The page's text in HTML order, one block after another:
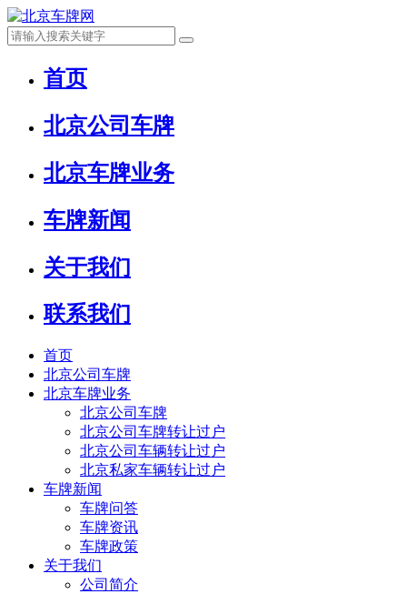
首页
北京公司车牌
北京车牌业务
车牌新闻
关于我们
联系我们
首页
北京公司车牌
北京车牌业务
北京公司车牌
北京公司车牌转让过户
北京公司车辆转让过户
北京私家车辆转让过户
车牌新闻
车牌问答
车牌资讯
车牌政策
关于我们
公司简介